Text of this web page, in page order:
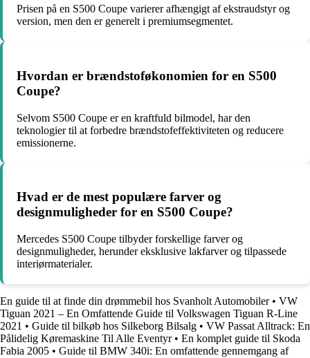
Prisen på en S500 Coupe varierer afhængigt af ekstraudstyr og
version, men den er generelt i premiumsegmentet.
Hvordan er brændstoføkonomien for en S500
Coupe?
Selvom S500 Coupe er en kraftfuld bilmodel, har den
teknologier til at forbedre brændstofeffektiviteten og reducere
emissionerne.
Hvad er de mest populære farver og
designmuligheder for en S500 Coupe?
Mercedes S500 Coupe tilbyder forskellige farver og
designmuligheder, herunder eksklusive lakfarver og tilpassede
interiørmaterialer.
En guide til at finde din drømmebil hos Svanholt Automobiler• VW
Tiguan 2021 – En Omfattende Guide til Volkswagen Tiguan R-Line
2021 • Guide til bilkøb hos Silkeborg Bilsalg • VW Passat Alltrack: En
Pålidelig Køremaskine Til Alle Eventyr• En komplet guide til Skoda
Fabia 2005 • Guide til BMW 340i: En omfattende gennemgang af